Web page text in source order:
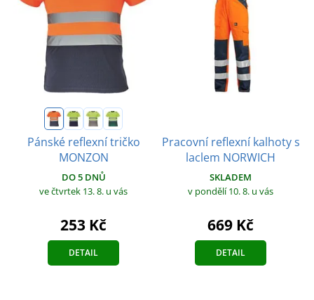
Pánské reflexní tričko
MONZON
DO 5 DNŮ
ve čtvrtek 13. 8. u vás
253 Kč
DETAIL
Pracovní reflexní kalhoty s
laclem NORWICH
SKLADEM
v pondělí 10. 8. u vás
669 Kč
DETAIL